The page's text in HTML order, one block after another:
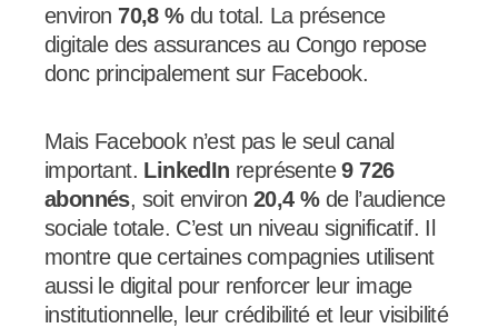
environ70,8 %du total. La présence
digitale des assurances au Congo repose
donc principalement sur Facebook.
Mais Facebook n’est pas le seul canal
important. LinkedIn représente9 726
abonnés, soit environ 20,4 %de l’audience
sociale totale. C’est un niveau significatif. Il
montre que certaines compagnies utilisent
aussi le digital pour renforcer leur image
institutionnelle, leur crédibilité et leur visibilité